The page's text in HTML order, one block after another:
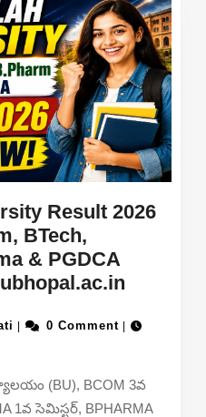
Result 2026
BTech,
& PGDCA
Result
Out
–
Undati
| 0 Comment |
(BU), BCOM 3వ
1వ సెమిస్టర్, BPHARMA